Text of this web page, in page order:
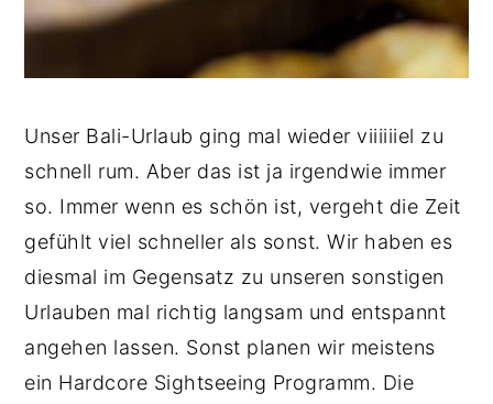
Unser Bali-Urlaub ging mal wieder viiiiiiel zu
schnell rum. Aber das ist ja irgendwie immer
so. Immer wenn es schön ist, vergeht die Zeit
gefühlt viel schneller als sonst. Wir haben es
diesmal im Gegensatz zu unseren sonstigen
Urlauben mal richtig langsam und entspannt
angehen lassen. Sonst planen wir meistens
ein Hardcore Sightseeing Programm. Die